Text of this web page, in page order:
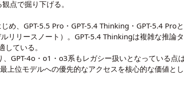
点で掘り下げる。
、GPT-5.5 Pro・GPT-5.4 Thinking・GPT-5.4 Pro
リリースノート ）。GPT-5.4 Thinkingは複雑な推論
ている。
GPT-4o・o1・o3系もレガシー扱いとなっている点
位モデルへの優先的なアクセスを核心的な価値とし